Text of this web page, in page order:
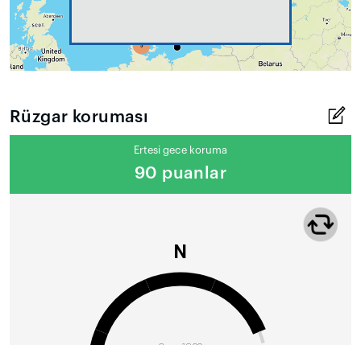
Rüzgar koruması
Ertesi gece koruma
90 puanlar
N